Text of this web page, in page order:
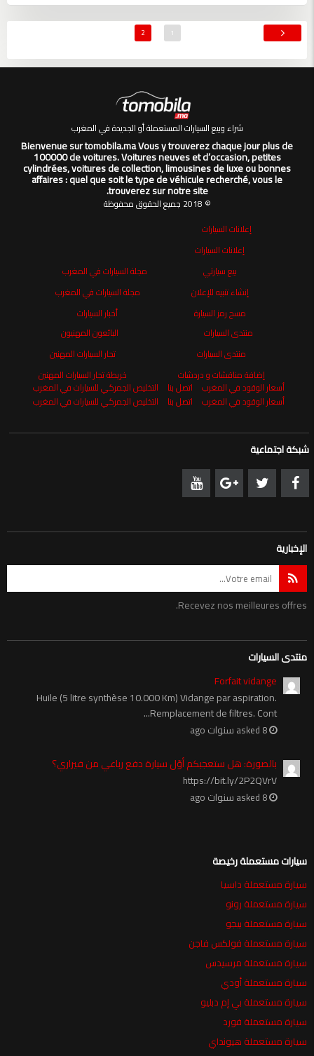
1
2
شراء وبيع السيارات المستعملة أو الجديدة في المغرب
Bienvenue sur tomobila.ma Vous y trouverez chaque jour plus de
100000 de voitures. Voitures neuves et d’occasion, petites
cylindrées, voitures de collection, limousines de luxe ou bonnes
affaires : quel que soit le type de véhicule recherché, vous le
trouverez sur notre site.
© 2018 جميع الحقوق محفوظة
إعلانات السيارات
إعلانات السيارات
بيع سيارتي
إنشاء تنبيه للإعلان
مسح رمز السيارة
مجلة السيارات في المغرب
مجلة السيارات في المغرب
أخبار السيارات
منتدى السيارات
منتدى السيارات
إضافة مناقشات و دردشات
البائعون المهنيون
تجار السيارات المهنين
خريطة تجار السيارات المهنين
أسعار الوقود في المغرب اتصل بنا
التخليص الجمركي للسيارات في المغرب
أسعار الوقود في المغرب
اتصل بنا التخليص الجمركي للسيارات في المغرب
شبكة اجتماعية
الإخبارية
Recevez nos meilleures offres.
منتدى السيارات
Forfait vidange
Huile (5 litre synthèse 10.000 Km) Vidange par aspiration.
Remplacement de filtres. Cont...
بالصورة: هل ستعجبكم أوّل سيارة دفع رباعي من فيراري؟
https://bit.ly/2P2QVrV
سيارات مستعملة رخيصة
سيارة مستعملة داسيا
سيارة مستعملة رونو
سيارة مستعملة بيجو
سيارة مستعملة فولكس فاجن
سيارة مستعملة مرسيدس
سيارة مستعملة أودي
سيارة مستعملة بي إم دبليو
سيارة مستعملة فورد
سيارة مستعملة هيونداي